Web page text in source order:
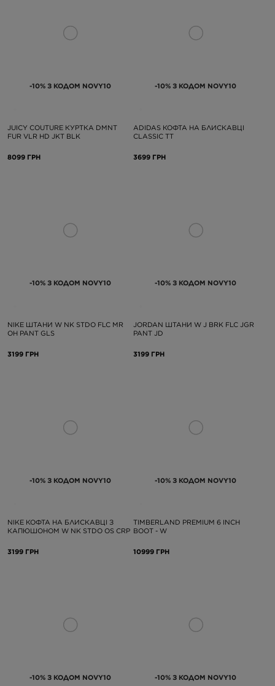
-10% З КОДОМ NOVY10
JUICY COUTURE КУРТКА DMNT
FUR VLR HD JKT BLK
8099 ГРН
-10% З КОДОМ NOVY10
ADIDAS КОФТА НА БЛИСКАВЦІ
CLASSIC TT
3699 ГРН
-10% З КОДОМ NOVY10
NIKE ШТАНИ W NK STDO FLC MR
OH PANT GLS
3199 ГРН
-10% З КОДОМ NOVY10
JORDAN ШТАНИ W J BRK FLC JGR
PANT JD
3199 ГРН
-10% З КОДОМ NOVY10
NIKE КОФТА НА БЛИСКАВЦІ З
КАПЮШОНОМ W NK STDO OS CRP
3199 ГРН
-10% З КОДОМ NOVY10
TIMBERLAND PREMIUM 6 INCH
BOOT - W
10999 ГРН
-10% З КОДОМ NOVY10 -10% З КОДОМ NOVY10